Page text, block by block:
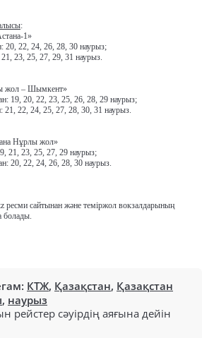
:
1»
20, 22, 24, 26, 28, 30 наурыз;
23, 25, 27, 29, 31 наурыз.
жол – Шымкент»
19, 20, 22, 23, 25, 26, 28, 29 наурыз;
22, 24, 25, 27, 28, 30, 31 наурыз.
Нұрлы жол»
21, 23, 25, 27, 29 наурыз;
20, 22, 24, 26, 28, 30 наурыз.
ресми сайтынан және теміржол вокзалдарының
болады.
КТЖ, Қазақстан, Қазақстан
, наурыз
рейстер сәуірдің аяғына дейін